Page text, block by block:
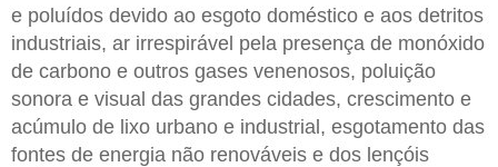
e poluídos devido ao esgoto doméstico e aos detritos
industriais, ar irrespirável pela presença de monóxido
de carbono e outros gases venenosos, poluição
sonora e visual das grandes cidades, crescimento e
acúmulo de lixo urbano e industrial, esgotamento das
fontes de energia não renováveis e dos lençóis